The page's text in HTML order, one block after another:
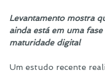
Levantamento mostra
ainda está em uma
maturidade digital
Um estudo recente